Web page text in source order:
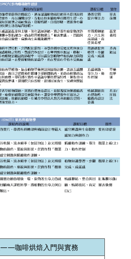
咖啡烘焙入門與實務